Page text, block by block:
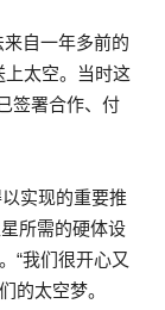
自一年多前的
太空。当时这
签署合作、付
实现的重要推
所需的硬体设
“我们很开心又
的太空梦。